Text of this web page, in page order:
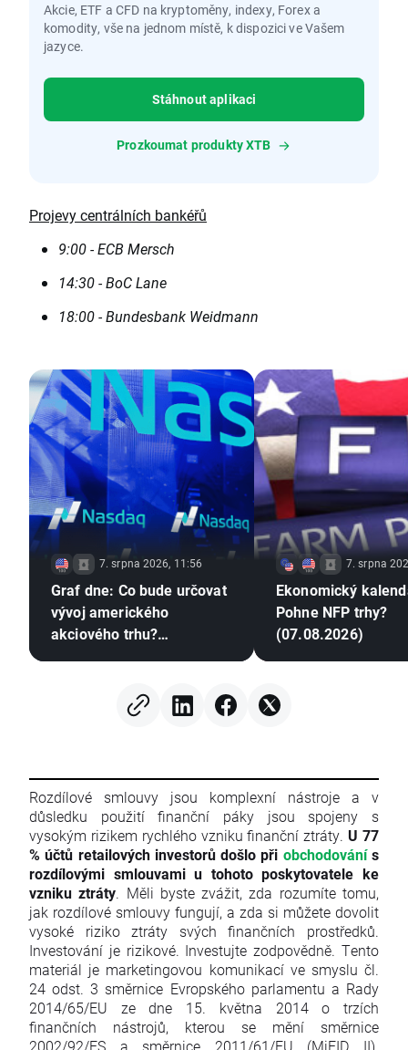
Akcie, ETF a CFD na kryptoměny, indexy, Forex a
komodity, vše na jednom místě, k dispozici ve Vašem
jazyce.
Stáhnout aplikaci
Prozkoumat produkty XTB
Projevy centrálních bankéřů
9:00 - ECB Mersch
14:30 - BoC Lane
18:00 - Bundesbank Weidmann
7. srpna 2026, 11:56
Graf dne: Co bude určovat
vývoj amerického
akciového trhu?
7. srpna
Ekonomický
Pohne NFP trhy?
(07.08.2026)
Rozdílové smlouvy jsou komplexní nástroje a v
důsledku použití finanční páky jsou spojeny s
vysokým rizikem rychlého vzniku finanční ztráty. U 77
% účtů retailových investorů došlo při obchodovánís
rozdílovými smlouvami u tohoto poskytovatele ke
vzniku ztráty. Měli byste zvážit, zda rozumíte tomu,
jak rozdílové smlouvy fungují, a zda si můžete dovolit
vysoké riziko ztráty svých finančních prostředků.
Investování je rizikové. Investujte zodpovědně. Tento
materiál je marketingovou komunikací ve smyslu čl.
24 odst. 3 směrnice Evropského parlamentu a Rady
2014/65/EU ze dne 15. května 2014 o trzích
finančních nástrojů, kterou se mění směrnice
2002/92/ES a směrnice 2011/61/EU (MiFID II).